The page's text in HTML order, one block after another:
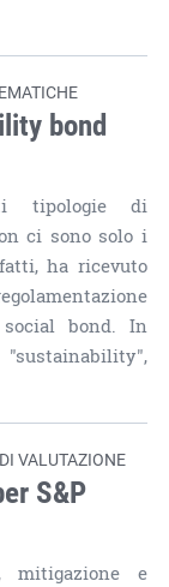
bond
tipologie di
ci sono solo i
ha ricevuto
bond. In
VALUTAZIONE
S&P
mitigazione e